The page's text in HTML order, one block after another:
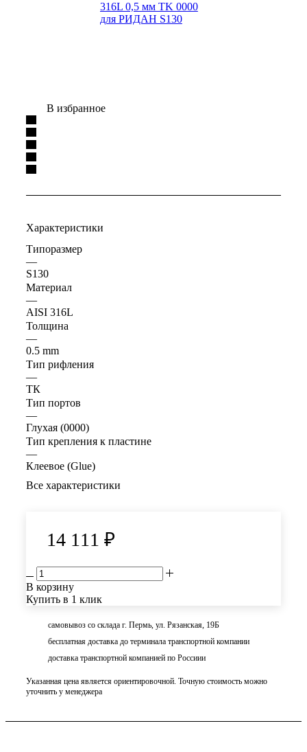
В избранное
Характеристики
Типоразмер
—
S130
Материал
—
AISI 316L
Толщина
—
0.5 mm
Тип рифления
—
ТК
Тип портов
—
Глухая (0000)
Тип крепления к пластине
—
Клеевое (Glue)
Все характеристики
14 111 ₽
В корзину
Купить в 1 клик
самовывоз со склада г. Пермь, ул. Рязанская, 19Б
бесплатная доставка до терминала транспортной компании
доставка транспортной компанией по Россиии
Указанная цена является ориентировочной. Точную стоимость можно
уточнить у менеджера